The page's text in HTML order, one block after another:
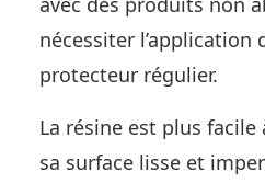
nécessiter l’application
protecteur régulier.
La résine est plus
sa surface lisse et